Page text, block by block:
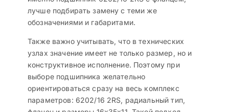
лучше подбирать замену с теми же
обозначениями и габаритами.
Также важно учитывать, что в технических
узлах значение имеет не только размер, но и
конструктивное исполнение. Поэтому при
выборе подшипника желательно
ориентироваться сразу на весь комплекс
параметров: 6202/16 2RS, радиальный тип,